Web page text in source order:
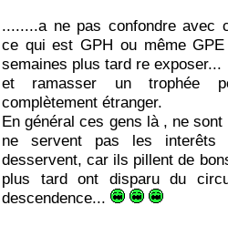
........a ne pas confondre avec
ce qui est GPH ou même
semaines plus tard re exposer...
et ramasser un trophée
complètement étranger.
En général ces gens là , ne
ne servent pas les
desservent, car ils pillent de
plus tard ont disparu du
descendence...